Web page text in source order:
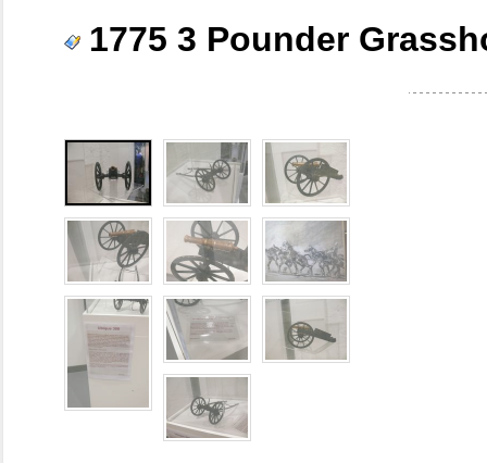
1775 3 Pounder